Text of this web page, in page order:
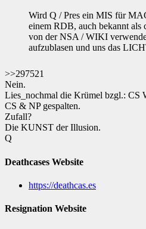
Wird Q / Pres ein MIS für
einem RDB, auch bekannt als
von der NSA / WIKI
aufzublasen und uns das
>>297521
Nein.
Lies_nochmal die Krümel bzgl.: CS
CS & NP gespalten.
Zufall?
Die KUNST der Illusion.
Q
Deathcases Website
https://deathcas.es
Resignation Website